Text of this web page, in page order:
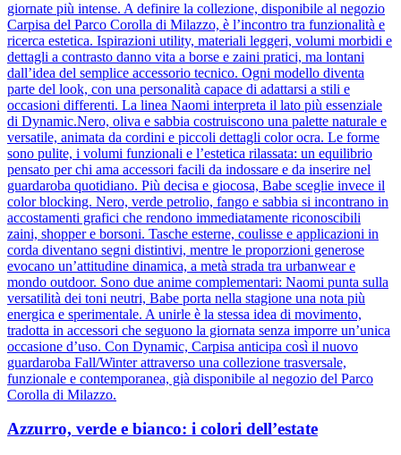
giornate più intense. A definire la collezione, disponibile al negozio
Carpisa del Parco Corolla di Milazzo, è l’incontro tra funzionalità e
ricerca estetica. Ispirazioni utility, materiali leggeri, volumi morbidi e
dettagli a contrasto danno vita a borse e zaini pratici, ma lontani
dall’idea del semplice accessorio tecnico. Ogni modello diventa
parte del look, con una personalità capace di adattarsi a stili e
occasioni differenti. La linea Naomi interpreta il lato più essenziale
di Dynamic.Nero, oliva e sabbia costruiscono una palette naturale e
versatile, animata da cordini e piccoli dettagli color ocra. Le forme
sono pulite, i volumi funzionali e l’estetica rilassata: un equilibrio
pensato per chi ama accessori facili da indossare e da inserire nel
guardaroba quotidiano. Più decisa e giocosa, Babe sceglie invece il
color blocking. Nero, verde petrolio, fango e sabbia si incontrano in
accostamenti grafici che rendono immediatamente riconoscibili
zaini, shopper e borsoni. Tasche esterne, coulisse e applicazioni in
corda diventano segni distintivi, mentre le proporzioni generose
evocano un’attitudine dinamica, a metà strada tra urbanwear e
mondo outdoor. Sono due anime complementari: Naomi punta sulla
versatilità dei toni neutri, Babe porta nella stagione una nota più
energica e sperimentale. A unirle è la stessa idea di movimento,
tradotta in accessori che seguono la giornata senza imporre un’unica
occasione d’uso. Con Dynamic, Carpisa anticipa così il nuovo
guardaroba Fall/Winter attraverso una collezione trasversale,
funzionale e contemporanea, già disponibile al negozio del Parco
Corolla di Milazzo.
Azzurro, verde e bianco: i colori dell’estate